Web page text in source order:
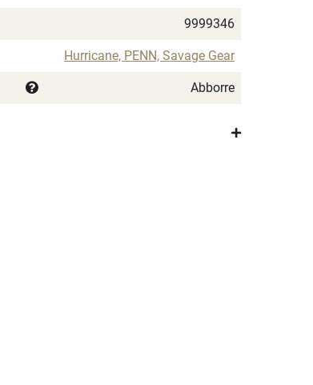
9999346
Hurricane, PENN, Savage Gear
Abborre